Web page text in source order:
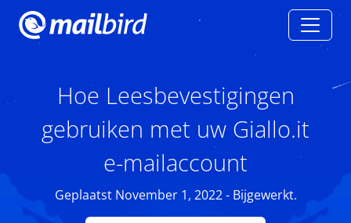
Hoe Leesbevestigingen
gebruiken met uw Giallo.it
e-mailaccount
Geplaatst November 1, 2022 - Bijgewerkt.